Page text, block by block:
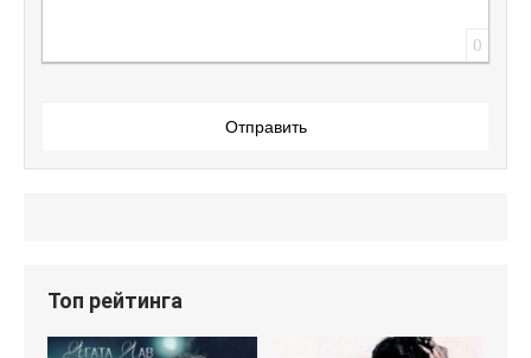
0
Отправить
Топ рейтинга